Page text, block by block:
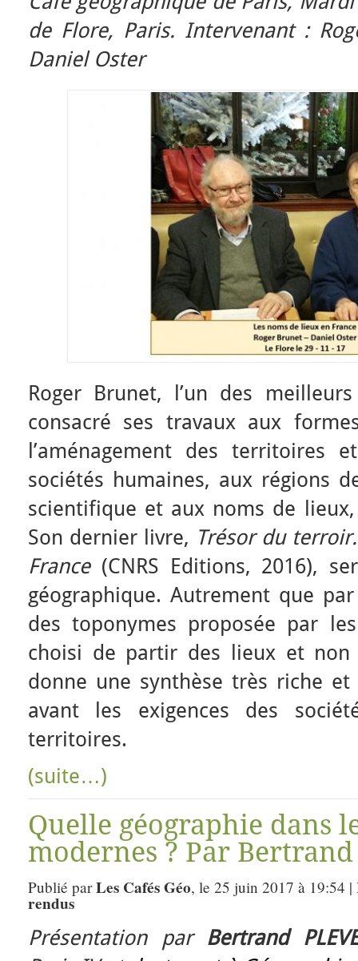
de Flore, Paris. Intervenant :
Daniel Oster
Roger Brunet, l’un des
consacré ses travaux aux
l’aménagement des territoires
sociétés humaines, aux régions
scientifique et aux noms de
Son dernier livre, Trésor du
France(CNRS Editions, 2016),
géographique. Autrement que
des toponymes proposée par
choisi de partir des lieux et non
donne une synthèse très riche
avant les exigences des
territoires.
(suite…)
Quelle géographie dans
modernes ? Par
Publié parLes Cafés Géo, le 25 juin 2017 à 19:54
rendus
Présentation parBertrand